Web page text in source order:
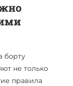
борту
не только
правила